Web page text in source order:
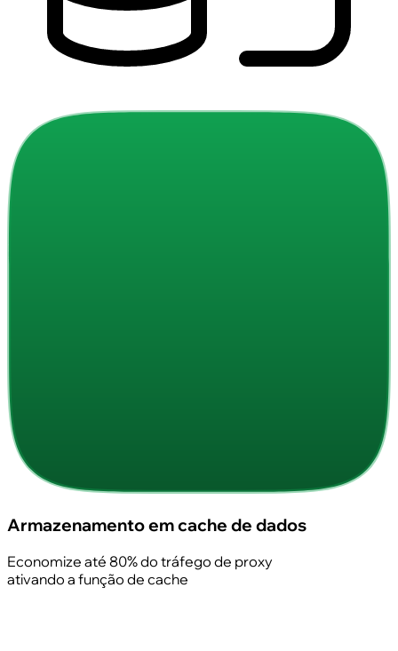
Armazenamento em cache de dados
Economize até 80% do tráfego de proxy
ativando a função de cache